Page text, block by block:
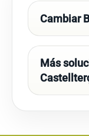
Cambiar
Más